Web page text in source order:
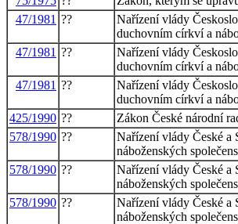
47/1981 ??
Nařízení vlády
duchovním církví a
47/1981 ??
Nařízení vlády
duchovním církví a
47/1981 ??
Nařízení vlády
duchovním církví a
425/1990 ??
Zákon České národní
578/1990 ??
Nařízení vlády České a
náboženských
578/1990 ??
Nařízení vlády České a
náboženských
578/1990 ??
Nařízení vlády České a
náboženských